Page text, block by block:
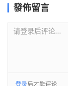
發佈留言
请登录后评论...
登录后才能评论